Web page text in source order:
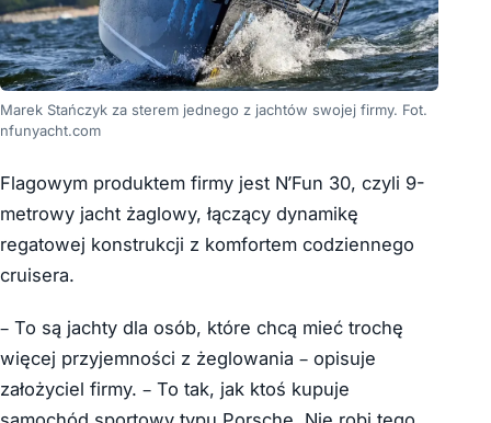
Marek Stańczyk za sterem jednego z jachtów swojej firmy. Fot.
nfunyacht.com
Flagowym produktem firmy jest N’Fun 30, czyli 9-
metrowy jacht żaglowy, łączący dynamikę
regatowej konstrukcji z komfortem codziennego
cruisera.
– To są jachty dla osób, które chcą mieć trochę
więcej przyjemności z żeglowania – opisuje
założyciel firmy. – To tak, jak ktoś kupuje